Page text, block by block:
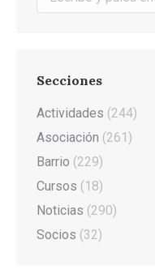
Secciones
Actividades (244)
Asociación (261)
Barrio (229)
Cursos (18)
Noticias (290)
Socios (32)